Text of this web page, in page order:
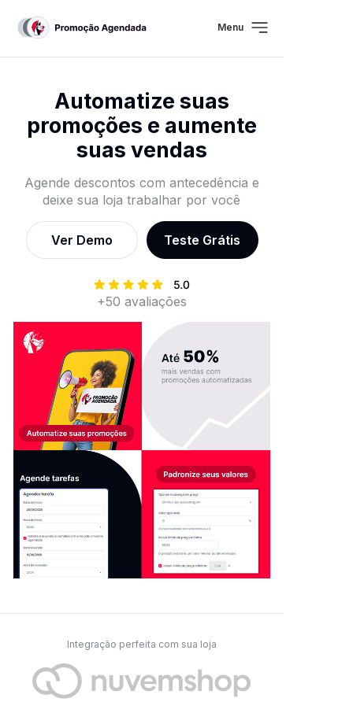
Menu
Automatize suas
promoções e aumente
suas vendas
+50 avaliações
Agende descontos com antecedência e
deixe sua loja trabalhar por você
Teste Grátis
Ver Demo
Integração perfeita com sua loja